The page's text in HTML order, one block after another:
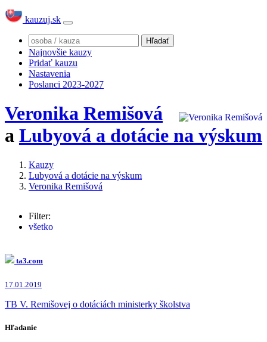
kauzuj.sk
Najnovšie kauzy
Pridať kauzu
Nastavenia
Poslanci 2023-2027
Veronika Remišová
a Lubyová a dotácie na výskum
Kauzy
Lubyová a dotácie na výskum
Veronika Remišová
Filter:
všetko
Peter Plavčan
ta3.com
17.01.2019
TB V. Remišovej o dotáciách ministerky školstva
Hľadanie